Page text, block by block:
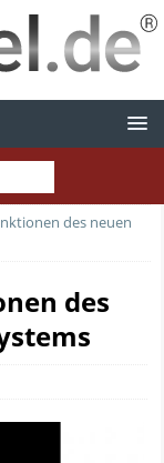
des neuen
des